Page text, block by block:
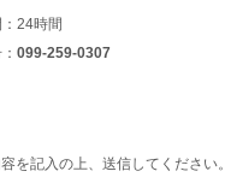
24時間
099-259-0307
を記入の上、送信してください。